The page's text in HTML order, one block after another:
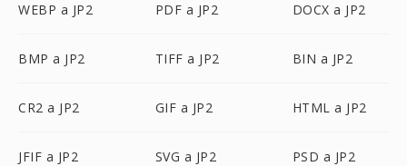
WEBP a JP2 PDF a JP2 DOCX a JP2
BMP a JP2 TIFF a JP2 BIN a JP2
CR2 a JP2 GIF a JP2 HTML a JP2
JFIF a JP2 SVG a JP2 PSD a JP2